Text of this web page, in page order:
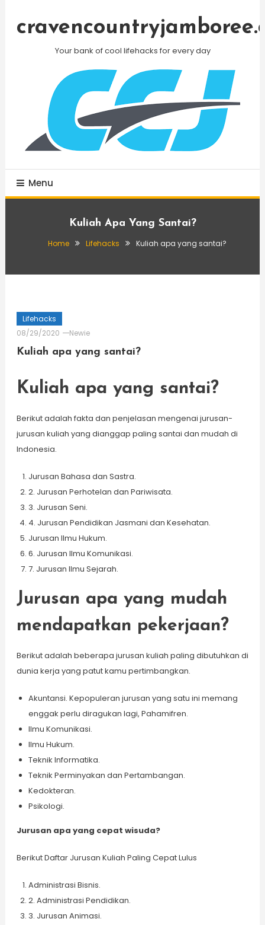
Your bank of cool lifehacks for every day
Menu
Kuliah Apa Yang Santai?
Home Lifehacks Kuliah apa yang santai?
Lifehacks
08/29/2020
Newie
Kuliah apa yang santai?
Kuliah apa yang santai?
Berikut adalah fakta dan penjelasan mengenai jurusan-
jurusan kuliah yang dianggap paling santai dan mudah di
Indonesia.
Jurusan Bahasa dan Sastra.
2. Jurusan Perhotelan dan Pariwisata.
3. Jurusan Seni.
4. Jurusan Pendidikan Jasmani dan Kesehatan.
Jurusan Ilmu Hukum.
6. Jurusan Ilmu Komunikasi.
7. Jurusan Ilmu Sejarah.
Jurusan apa yang mudah
mendapatkan pekerjaan?
Berikut adalah beberapa jurusan kuliah paling dibutuhkan di
dunia kerja yang patut kamu pertimbangkan.
Akuntansi. Kepopuleran jurusan yang satu ini memang
enggak perlu diragukan lagi, Pahamifren.
Ilmu Komunikasi.
Ilmu Hukum.
Teknik Informatika.
Teknik Perminyakan dan Pertambangan.
Kedokteran.
Psikologi.
Jurusan apa yang cepat wisuda?
Berikut Daftar Jurusan Kuliah Paling Cepat Lulus
Administrasi Bisnis.
2. Administrasi Pendidikan.
3. Jurusan Animasi.